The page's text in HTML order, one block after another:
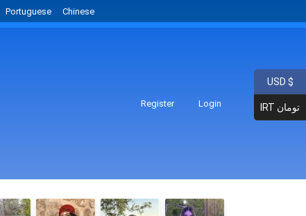
Portuguese Chinese
Register Login
USD $
IRT تومان